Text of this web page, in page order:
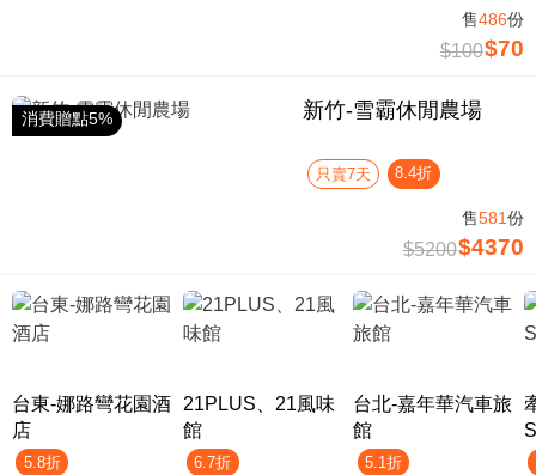
售486份
$100$70
消費贈點5% 新竹-雪霸休閒農場
只賣7天 8.4折
售581份
$5200$4370
台東-娜路彎花園酒
店
5.8折
21PLUS、21風味
館
6.7折
台北-嘉年華汽車旅
館
5.1折